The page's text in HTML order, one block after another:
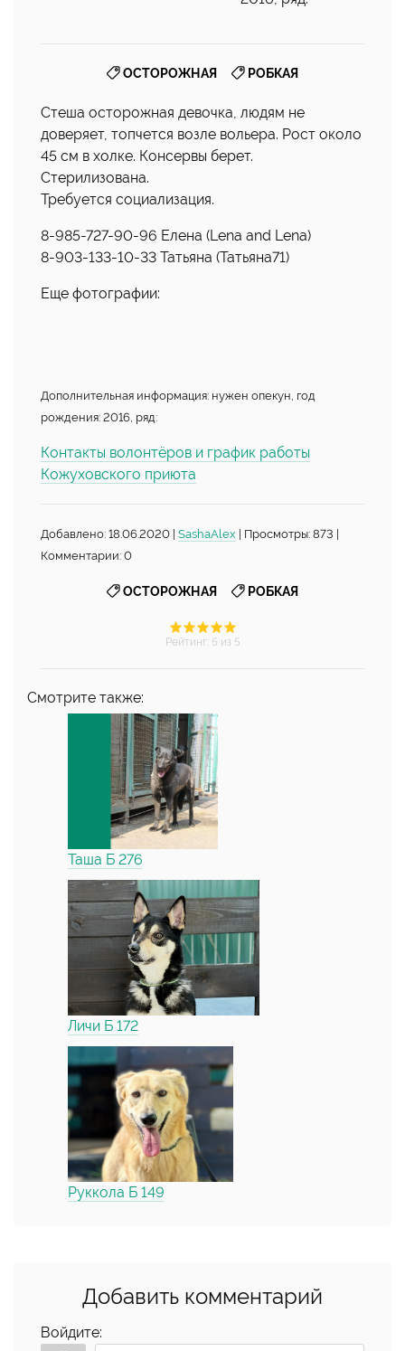
ОСТОРОЖНАЯ РОБКАЯ
Стеша осторожная девочка, людям не
доверяет, топчется возле вольера. Рост около
45 см в холке. Консервы берет.
Стерилизована.
Требуется социализация.
8-985-727-90-96 Елена (Lena and Lena)
8-903-133-10-33 Татьяна (Татьяна71)
Еще фотографии:
Дополнительная информация: нужен опекун, год
рождения: 2016, ряд:
Контакты волонтёров и график работы
Кожуховского приюта
Добавлено: 18.06.2020 | SashaAlex | Просмотры: 873 |
Комментарии: 0
ОСТОРОЖНАЯ РОБКАЯ
Рейтинг: 5 из 5
Смотрите также:
Таша Б 276
Личи Б 172
Руккола Б 149
Добавить комментарий
Войдите: